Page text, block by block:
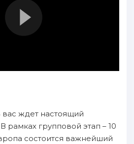
вас ждет настоящий
рамках групповой этап – 10
состоится важнейший